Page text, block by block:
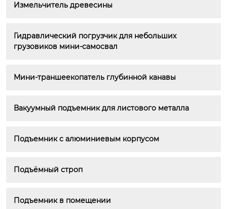
Измельчитель древесины
Гидравлический погрузчик для небольших
грузовиков мини-самосвал
Мини-траншеекопатель глубинной канавы
Вакуумный подъемник для листового металла
Подъемник с алюминиевым корпусом
Подъёмный строп
Подъемник в помещении